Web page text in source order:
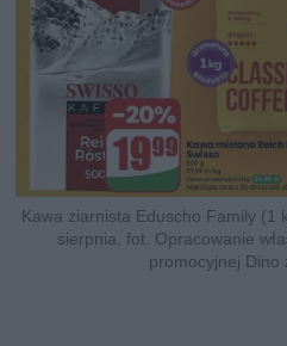
Kawa ziarnista Eduscho Family (1
sierpnia, fot. Opracowanie
promocyjnej Dino